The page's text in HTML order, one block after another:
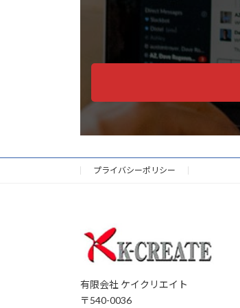
プライバシーポリシー
有限会社 ケイクリエイト
〒540-0036